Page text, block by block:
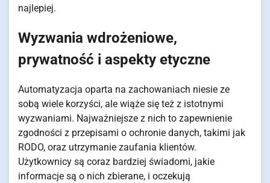
najlepiej.
Wyzwania wdrożeniowe,
prywatność i aspekty etyczne
Automatyzacja oparta na zachowaniach niesie ze
sobą wiele korzyści, ale wiąże się też z istotnymi
wyzwaniami. Najważniejsze z nich to zapewnienie
zgodności z przepisami o ochronie danych, takimi jak
RODO, oraz utrzymanie zaufania klientów.
Użytkownicy są coraz bardziej świadomi, jakie
informacje są o nich zbierane, i oczekują